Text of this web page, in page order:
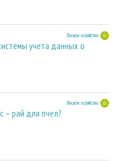
Лесное хозяйство
учета данных о
Лесное хозяйство
– рай для пчел?